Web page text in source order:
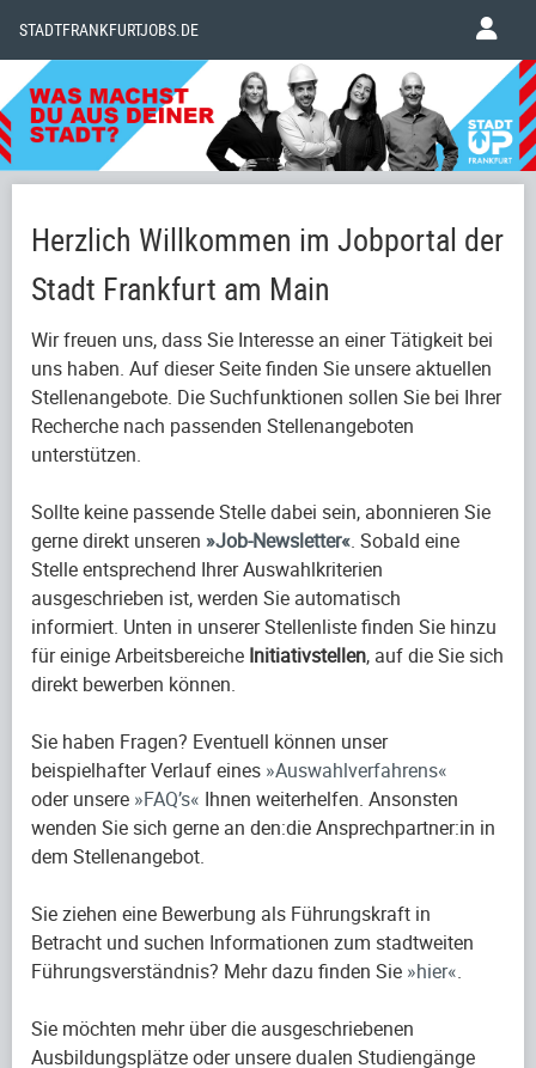
STADTFRANKFURTJOBS.DE
Herzlich Willkommen im Jobportal der
Stadt Frankfurt am Main
Wir freuen uns, dass Sie Interesse an einer Tätigkeit bei
uns haben. Auf dieser Seite finden Sie unsere aktuellen
Stellenangebote. Die Suchfunktionen sollen Sie bei Ihrer
Recherche nach passenden Stellenangeboten
unterstützen.
Sollte keine passende Stelle dabei sein, abonnieren Sie
gerne direkt unseren Job-Newsletter . Sobald eine
Stelle entsprechend Ihrer Auswahlkriterien
ausgeschrieben ist, werden Sie automatisch
informiert. Unten in unserer Stellenliste finden Sie hinzu
für einige Arbeitsbereiche Initiativstellen, auf die Sie sich
direkt bewerben können.
Sie haben Fragen? Eventuell können unser
beispielhafter Verlauf eines Auswahlverfahrens
oder unsere FAQ’s Ihnen weiterhelfen. Ansonsten
wenden Sie sich gerne an den:die Ansprechpartner:in in
dem Stellenangebot.
Sie ziehen eine Bewerbung als Führungskraft in
Betracht und suchen Informationen zum stadtweiten
Führungsverständnis? Mehr dazu finden Sie hier .
Sie möchten mehr über die ausgeschriebenen
Ausbildungsplätze oder unsere dualen Studiengänge